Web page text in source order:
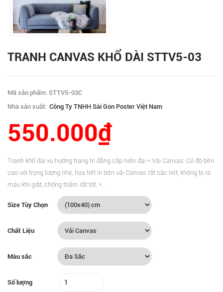
TRANH CANVAS KHỔ DÀI STTV5-03
Mã sản phẩm: STTV5-03C
Nhà sản xuất: Công Ty TNHH Sài Gòn Poster Việt Nam
550.000₫
Tranh khổ dài xu hướng trang trí đẳng cấp hiện đại * Vải Canvas: Có độ bền
cao với trọng lượng nhẹ, họa tiết in trên vải Canvas rất sắc nét, không bị ra
màu khi giặt, chống thấm rất tốt. *...
Size Tùy Chọn
Chất Liệu
Màu sắc
Số lượng